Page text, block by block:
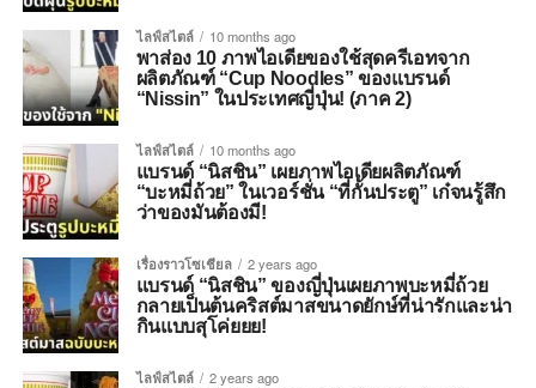
ไลฟ์สไตล์ 10 months ago
พาส่อง 10 ภาพไอเดียของใช้สุดครีเอทจาก
ผลิตภัณฑ์ “Cup Noodles” ของแบรนด์
“Nissin” ในประเทศญี่ปุ่น! (ภาค 2)
ไลฟ์สไตล์ 10 months ago
แบรนด์ “นิสชิน” เผยภาพไอเดียผลิตภัณฑ์
“บะหมี่ถ้วย” ในเวอร์ชั่น “ที่กั้นประตู” เก๋จนรู้สึก
ว่าของมันต้องมี!
เรื่องราวโซเชียล 2 years ago
แบรนด์ “นิสชิน” ของญี่ปุ่นเผยภาพบะหมี่ถ้วย
กลายเป็นต้นคริสต์มาสขนาดยักษ์ที่น่ารักและน่า
กินแบบสุโค่ยยย!
ไลฟ์สไตล์ 2 years ago